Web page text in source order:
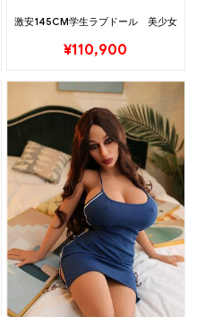
激安145CM学生ラブドール 美少女
¥110,900